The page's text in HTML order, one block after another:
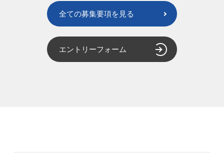
全ての募集要項を見る
エントリーフォーム